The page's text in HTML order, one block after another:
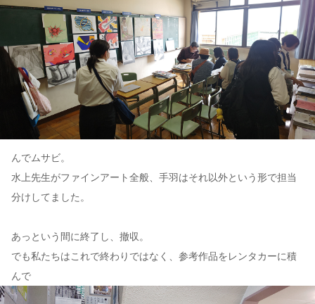
んでムサビ。
水上先生がファインアート全般、手羽はそれ以外という形で担当
分けしてました。
あっという間に終了し、撤収。
でも私たちはこれで終わりではなく、参考作品をレンタカーに積
んで